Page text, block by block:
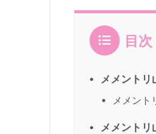
目次
メメントリ
メメント
メメントリ